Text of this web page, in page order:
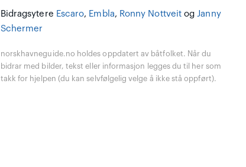
Bidragsytere Escaro, Embla, Ronny NottveitogJanny
Schermer
norskhavneguide.no holdes oppdatert av båtfolket. Når du
bidrar med bilder, tekst eller informasjon legges du til her som
takk for hjelpen (du kan selvfølgelig velge å ikke stå oppført).